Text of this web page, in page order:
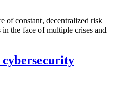
of constant, decentralized risk
in the face of multiple crises and